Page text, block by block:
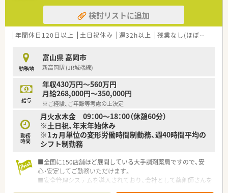
後のスキルアップを支援する環境です。
【職場環境と雰囲気】
■専務が女性であり、女性の働き方への理解があり、実際にも女
■お子様が小学校1年生になるまで時短制度を利用できるなど、
育児と仕事の両立を支援する制度が充実しています。
■店舗のエリア毎にラウンダー薬剤師が配置されているため、急
な体調不良などで休む際も安心できる体制です。
【想定されるキャリアイメージ】
■総合病院門前での勤務を通じて、多岐にわたる疾患や薬剤に対
する専門性の高い知識を習得できます。
■月1回のWEB研修に加え、新人研修やフォローアップ研修など
体系的な教育で継続的な成長が可能です。
■将来的には管理薬剤師やエリアマネージャーといった指導的
検討リストに追加
年間休日120日以上 土日祝休み 週32h以上 残業なし(ほぼなし含む)
勤務地
富山県 高岡市
新高岡駅 (JR城端線)
給与
年収430万円～560万円
月給268,000円～350,000円
※ご経験、ご年齢等考慮の上決定
勤務
時間
月火水木金 09：00～18：00（休憩60分）
※土日祝、年末年始休み
※1ヵ月単位の変形労働時間制勤務、週40時間平均の
シフト制勤務
■全国に150店舗ほど展開している大手調剤薬局ですので、安
心・安定してご勤務いただけます。
■安全管理システムを導入されており、会社として薬剤師さんを